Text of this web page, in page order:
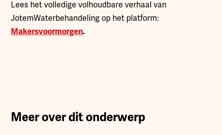
Lees het volledige volhoudbare verhaal van
JotemWaterbehandeling op het platform:
Makersvoormorgen.
Meer over dit onderwerp